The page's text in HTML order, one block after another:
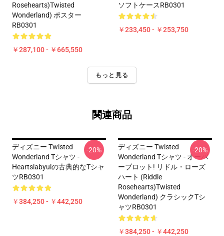
Rosehearts)Twisted
Wonderland) ポスター
RB0301
￥287,100 - ￥665,550
ソフトケースRB0301
￥233,450 - ￥253,750
もっと見る
関連商品
ディズニー Twisted
Wonderland Tシャツ -
Heartslabyulの古典的なTシャ
ツRB0301
￥384,250 - ￥442,250
-20%
ディズニー Twisted
Wonderland Tシャツ - オーバ
ーブロット! リドル・ローズ
ハート (Riddle
Rosehearts)Twisted
Wonderland) クラシックTシ
ャツRB0301
￥384,250 - ￥442,250
-20%